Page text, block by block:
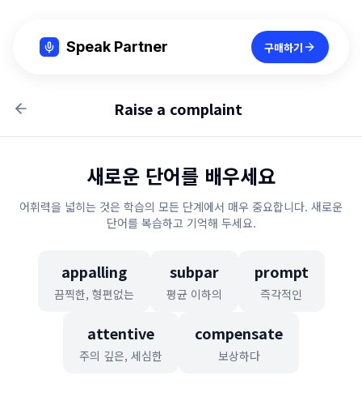
Speak Partner 구매하기
Raise a complaint
새로운 단어를 배우세요
어휘력을 넓히는 것은 학습의 모든 단계에서 매우 중요합니다. 새로운
단어를 복습하고 기억해 두세요.
appalling
끔찍한, 형편없는
subpar
평균 이하의
prompt
즉각적인
attentive
주의 깊은, 세심한
compensate
보상하다